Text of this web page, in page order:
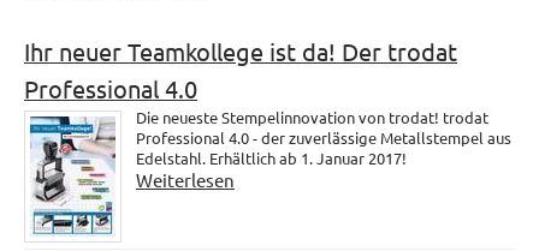
Ihr neuer Teamkollege ist da! Der trodat
Professional 4.0
Die neueste Stempelinnovation von trodat! trodat
Professional 4.0 - der zuverlässige Metallstempel aus
Edelstahl. Erhältlich ab 1. Januar 2017!
Weiterlesen